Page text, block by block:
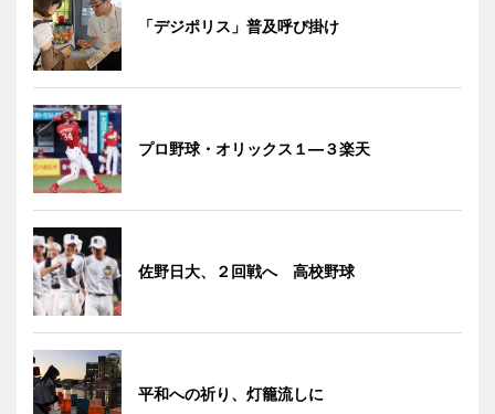
「デジポリス」普及呼び掛け
プロ野球・オリックス１―３楽天
佐野日大、２回戦へ 高校野球
平和への祈り、灯籠流しに